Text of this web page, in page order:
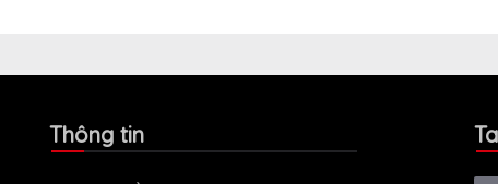
Thông tin